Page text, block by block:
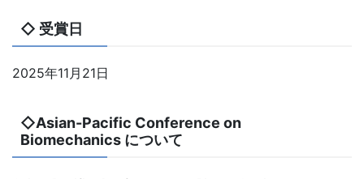
◇ 受賞日
2025年11月21日
◇Asian-Pacific Conference on
Biomechanics について